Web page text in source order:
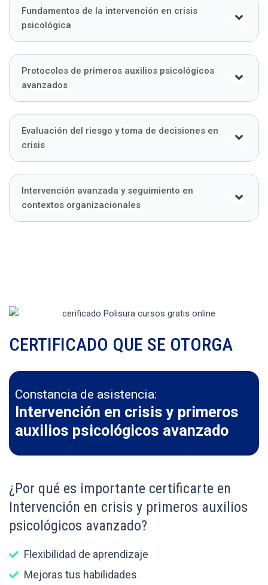
Fundamentos de la intervención en crisis
psicológica
Protocolos de primeros auxilios psicológicos
avanzados
Evaluación del riesgo y toma de decisiones en
crisis
Intervención avanzada y seguimiento en
contextos organizacionales
CERTIFICADO QUE SE OTORGA
Constancia de asistencia:
Intervención en crisis y primeros
auxilios psicológicos avanzado
¿Por qué es importante certificarte en
Intervención en crisis y primeros auxilios
psicológicos avanzado?
Flexibilidad de aprendizaje
Mejoras tus habilidades